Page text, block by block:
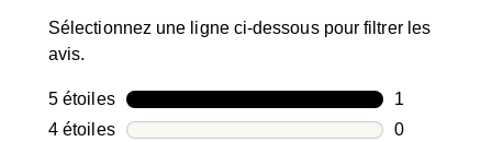
Sélectionnez une ligne ci-dessous pour filtrer les
avis.
5 étoilesétoiles
1
1 avis avec
4 étoilesétoiles
0